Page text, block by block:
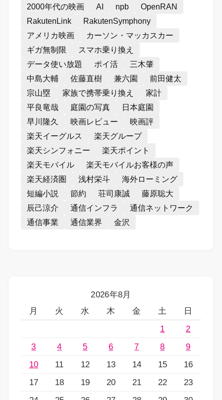
2000年代の映画 AI npb
OpenRAN
RakutenLink
RakutenSymphony
アメリカ映画
カーソン・マッカスカー
ギガ無制限
スマホ乗り換え
データ使い放題
ポイ活
三木肇
中島大輔
佐藤直樹 兼六園
前田健太
宗山塁
家族で携帯乗り換え
家計
平良竜哉
庭園の写真
日本庭園
早川隆久
映画レビュー
映画評
楽天イーグルス
楽天グループ
楽天シンフォニー
楽天ポイント
楽天モバイル
楽天モバイルお客様の声
楽天経済圏
浅村栄斗
海外ローミング
短編小説
節約 荘司康誠
藤原聡大
辰己涼介
通信インフラ
通信ネットワーク
通信事業
通信業界 金沢
2026年8月
月
火 水 木 金 土
日
1
2
3
4 5 6 7 8
9
10
11 12 13 14 15
16
17
18 19 20 21 22
23